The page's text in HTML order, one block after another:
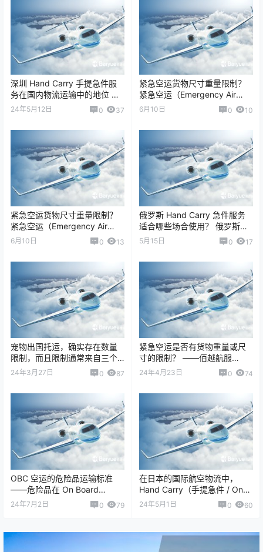
深圳 Hand Carry 手提急件服
务在国内物流运输中的地位 深
圳的 Hand Carry（手提急件 /
24年5月12日 0 37
紧急空运货物尺寸重量限制？
紧急空运（Emergency Air
Freight）并没有统一的尺寸和
重量上限，具体限制取…
6月10日 0 10
紧急空运货物尺寸重量限制？
紧急空运（Emergency Air
Freight）并没有统一的尺寸和
重量上限，具体限制取…
6月10日 0 13
俄罗斯 Hand Carry 急件服务
适合哪些场合使用？ 俄罗斯的
Hand Carry（手提急件 / OBC,
5月15日 0 17
宠物出国托运，确实存在数量
限制，而且限制通常来自三个
层面： 航空公司限制 入境国
家/地区限制 海关与检疫规定
对于&ld…
24年3月27日 0 87
紧急空运是否有货物重量或尺
寸的限制？ ——佰越航服
（Baiyue Logistics）为您解读
24年4月23日 0 74
OBC 空运的危险品运输标准
——危险品在 On Board
Courier（随身携带空运）中
24年7月2日 0 79
在日本的国际航空物流中，
Hand Carry（手提急件 / On
Board Courier, OBC）服务与
24年5月1日 0 60